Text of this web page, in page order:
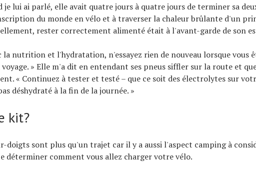
je lui ai parlé, elle avait quatre jours à quatre jours de terminer sa
du monde en vélo et à traverser la chaleur brûlante d'un
rester correctement alimenté était à l'avant-garde de son
la nutrition et l'hydratation, n'essayez rien de nouveau lorsque vous
» Elle m'a dit en entendant ses pneus siffler sur la route et
« Continuez à tester et testé – que ce soit des électrolytes sur
déshydraté à la fin de la journée. »
kit?
doigts sont plus qu'un trajet car il y a aussi l'aspect camping à
déterminer comment vous allez charger votre vélo.